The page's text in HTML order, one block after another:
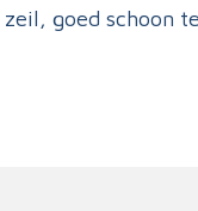
goed schoon